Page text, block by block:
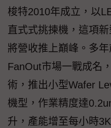
梭特2010年成立，以
直式式挑揀機，這項
將營收推上巔峰。多
FanOut市場一戰成名
術，推出小型Wafer
機型，作業精度達
升，產能增至每小時